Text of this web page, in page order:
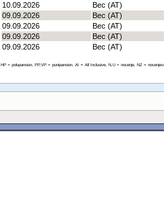
10.09.2026
Bec (AT)
09.09.2026
Bec (AT)
09.09.2026
Bec (AT)
09.09.2026
Bec (AT)
09.09.2026
Bec (AT)
HP = polupansion, PP,VP = punipansion, AI = All Inclusive, N,U = nocenje, NZ =